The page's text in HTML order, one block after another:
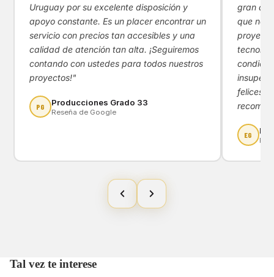
Uruguay por su excelente disposición y
apoyo constante. Es un placer encontrar un
servicio con precios tan accesibles y una
calidad de atención tan alta. ¡Seguiremos
contando con ustedes para todos nuestros
proyectos!"
PG Producciones Grado 33
Reseña de Google
gran
que nos
felices
EG
Tal vez te interese